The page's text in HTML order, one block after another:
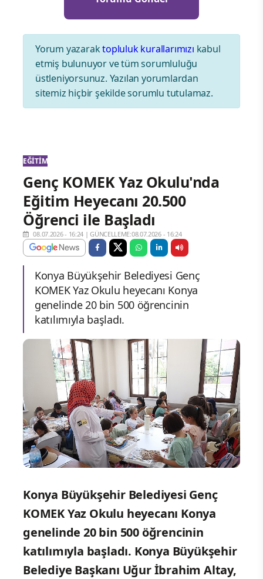
Yorum yazaraktopluluk kurallarımızı kabul
etmiş bulunuyor ve tüm sorumluluğu
üstleniyorsunuz. Yazılan yorumlardan
sitemiz hiçbir şekilde sorumlu tutulamaz.
EĞITIM
Genç KOMEK Yaz Okulu'nda
Eğitim Heyecanı 20.500
Öğrenci ile Başladı
08.07.2026 - 16:24 |GÜNCELLEME:08.07.2026 - 16:24
Konya Büyükşehir Belediyesi Genç
KOMEK Yaz Okulu heyecanı Konya
genelinde 20 bin 500 öğrencinin
katılımıyla başladı.
Konya Büyükşehir Belediyesi Genç
KOMEK Yaz Okulu heyecanı Konya
genelinde 20 bin 500 öğrencinin
katılımıyla başladı. Konya Büyükşehir
Belediye Başkanı Uğur İbrahim Altay,